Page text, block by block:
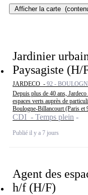
Afficher la carte
Jardinier
Paysagiste (H/
JARDECO - 92 -
Depuis plus de 40 ans,
espaces verts auprès de
Boulogne-Billancourt (Paris et
CDI - Temps plein
Publié il y a 7 jours
Agent des
h/f (H/F)